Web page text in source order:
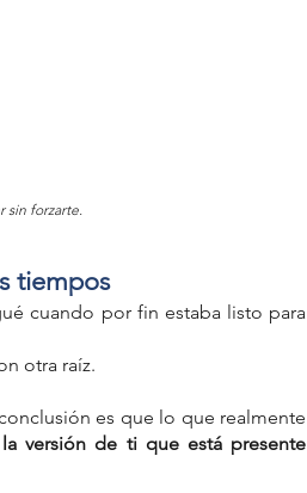
forzarte.
tiempos
cuando por fin estaba listo para
otra raíz.
es que lo que realmente
la versión de ti que está presente